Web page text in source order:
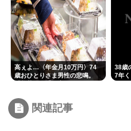
高ぇよ…〈年金月10万円〉74
歳おひとりさま男性の悲鳴。
38歳
7年
関連記事